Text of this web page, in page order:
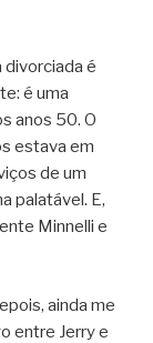
divorciada é
é uma
anos 50. O
estava em
de um
palatável. E,
Minnelli e
ainda me
entre Jerry e